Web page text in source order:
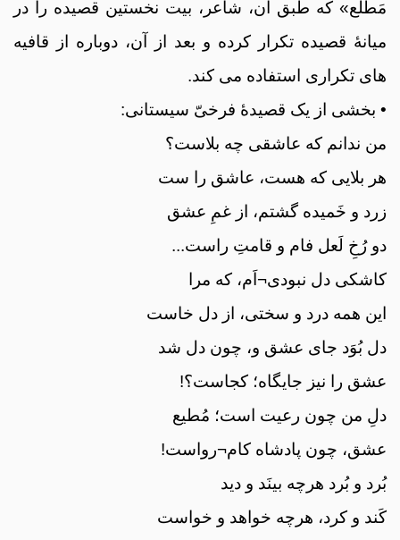
مَطلع» که طبق آن، شاعر، بیت نخستین قصیده را در
میانۀ قصیده تکرار کرده و بعد از آن، دوباره از قافیه
های تکراری استفاده می کند.
• بخشی از یک قصیدۀ فرخیّ سیستانی:
من ندانم که عاشقی چه بلاست؟
هر بلایی که هست، عاشق را ست
زرد و خَمیده گشتم، از غمِ عشق
دو رُخِ لَعل فام و قامتِ راست...
کاشکی دل نبودی¬اَم، که مرا
این همه درد و سختی، از دل خاست
دل بُوَد جای عشق و، چون دل شد
عشق را نیز جایگاه؛ کجاست؟!
دلِ من چون رعیت است؛ مُطیع
عشق، چون پادشاه کام¬رواست!
بُرد و بُرد هرچه بینَد و دید
کَند و کرد، هرچه خواهد و خواست